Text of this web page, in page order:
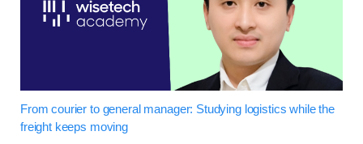
From courier to general manager: Studying logistics while the
freight keeps moving